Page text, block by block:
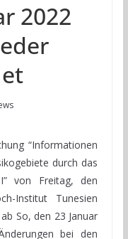
2022
“Informationen
durch das
von Freitag, den
Institut Tunesien
So, den 23 Januar
bei den